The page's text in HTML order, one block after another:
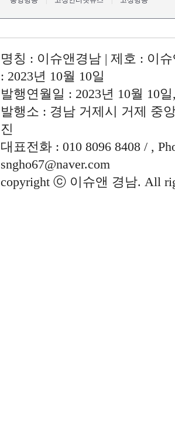
명칭 : 이슈앤경남 | 제호 : 이
: 2023년 10월 10일
발행연월일 : 2023년 10월 10
발행소 : 경남 거제시 거제 중
진
대표전화 : 010 8096 8408 / ,
sngho67@naver.com
copyright ⓒ 이슈앤 경남. All